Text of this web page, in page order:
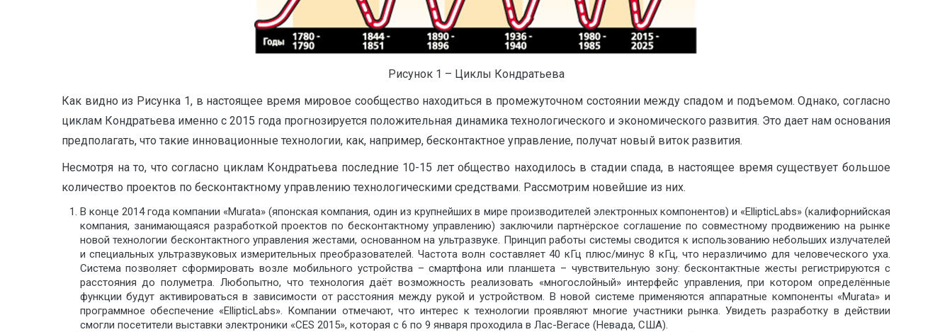
Рисунок 1 – Циклы Кондратьева
Как видно из Рисунка 1, в настоящее время мировое сообщество находиться в промежуточном состоянии между спадом и подъемом. Однако, согласно
циклам Кондратьева именно с 2015 года прогнозируется положительная динамика технологического и экономического развития. Это дает нам основания
предполагать, что такие инновационные технологии, как, например, бесконтактное управление, получат новый виток развития.
Несмотря на то, что согласно циклам Кондратьева последние 10-15 лет общество находилось в стадии спада, в настоящее время существует большое
количество проектов по бесконтактному управлению технологическими средствами. Рассмотрим новейшие из них.
В конце 2014 года компании «Murata» (японская компания, один из крупнейших в мире производителей электронных компонентов) и «EllipticLabs» (калифорнийская
компания, занимающаяся разработкой проектов по бесконтактному управлению) заключили партнёрское соглашение по совместному продвижению на рынке
новой технологии бесконтактного управления жестами, основанном на ультразвуке. Принцип работы системы сводится к использованию небольших излучателей
и специальных ультразвуковых измерительных преобразователей. Частота волн составляет 40 кГц плюс/минус 8 кГц, что неразличимо для человеческого уха.
Система позволяет сформировать возле мобильного устройства – смартфона или планшета – чувствительную зону: бесконтактные жесты регистрируются с
расстояния до полуметра. Любопытно, что технология даёт возможность реализовать «многослойный» интерфейс управления, при котором определённые
функции будут активироваться в зависимости от расстояния между рукой и устройством. В новой системе применяются аппаратные компоненты «Murata» и
программное обеспечение «EllipticLabs». Компании отмечают, что интерес к технологии проявляют многие участники рынка. Увидеть разработку в действии
смогли посетители выставки электроники «CES 2015», которая с 6 по 9 января проходила в Лас-Вегасе (Невада, США).